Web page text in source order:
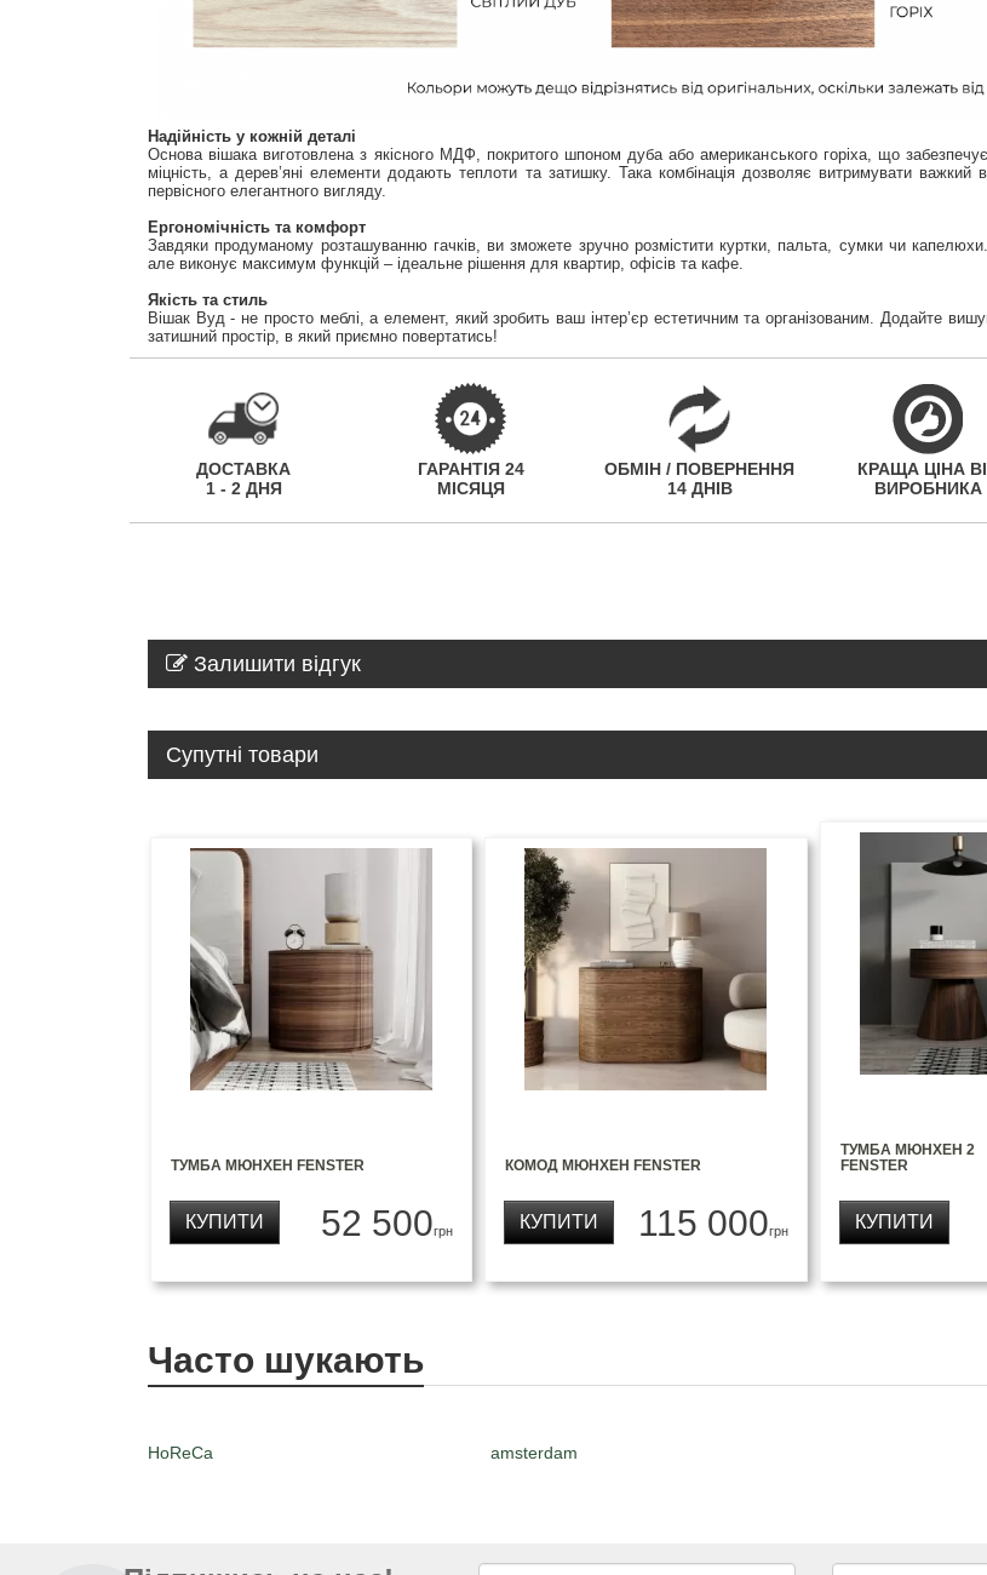
Надійність у кожній деталі
Основа вішака виготовлена з якісного МДФ, покритого шпоном дуба або американського горіха, що забезпечує
міцність, а дерев’яні елементи додають теплоти та затишку. Така комбінація дозволяє витримувати
первісного елегантного вигляду.
Ергономічність та комфорт
Завдяки продуманому розташуванню гачків, ви зможете зручно розмістити куртки, пальта, сумки чи
але виконує максимум функцій – ідеальне рішення для квартир, офісів та кафе.
Якість та стиль
Вішак Вуд - не просто меблі, а елемент, який зробить ваш інтер’єр естетичним та організованим. Додайте
затишний простір, в який приємно повертатись!
ДОСТАВКА
1 - 2 ДНЯ
ГАРАНТІЯ 24
МІСЯЦЯ
ОБМІН / ПОВЕРНЕННЯ
14 ДНІВ
КРАЩА ЦІНА
ВИРОБНИКА
Залишити відгук
Супутні товари
ТУМБА МЮНХЕН FENSTER
52 500грн
КУПИТИ
КОМОД МЮНХЕН FENSTER
115 000грн
КУПИТИ
ТУМБА МЮНХЕН 2
FENSTER
КУПИТИ
Часто шукають
HoReCa amsterdam